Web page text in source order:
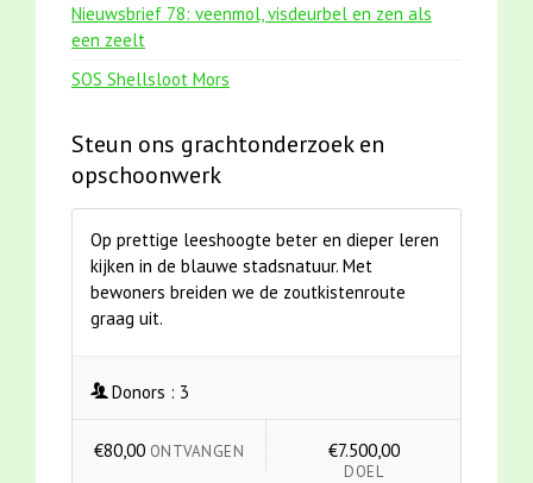
Nieuwsbrief 78: veenmol, visdeurbel en zen als
een zeelt
SOS Shellsloot Mors
Steun ons grachtonderzoek en
opschoonwerk
Op prettige leeshoogte beter en dieper leren
kijken in de blauwe stadsnatuur. Met
bewoners breiden we de zoutkistenroute
graag uit.
Donors : 3
€80,00 ONTVANGEN €7.500,00
DOEL